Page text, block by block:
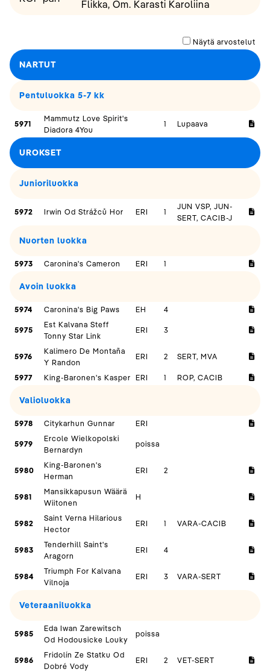
Flikka, Om. Karasti Karoliina
Näytä arvostelut
NARTUT
Pentuluokka 5-7 kk
5971
Mammutz Love Spirit's
Diadora 4You
1 Lupaava
UROKSET
Junioriluokka
5972 Irwin Od Strážců Hor ERI 1
JUN VSP, JUN-
SERT, CACIB-J
Nuorten luokka
5973 Caronina's Cameron ERI 1
Avoin luokka
5974 Caronina's Big Paws EH 4
5975
Est Kalvana Steff
Tonny Star Link
ERI 3
5976
Kalimero De Montaña
Y Randon
ERI 2 SERT, MVA
5977 King-Baronen's Kasper ERI 1 ROP, CACIB
Valioluokka
5978 Citykarhun Gunnar ERI
5979
Ercole Wielkopolski
Bernardyn
poissa
5980
King-Baronen's
Herman
ERI 2
5981
Mansikkapusun Wäärä
Wiitonen
H
5982
Saint Verna Hilarious
Hector
ERI 1 VARA-CACIB
5983
Tenderhill Saint's
Aragorn
ERI 4
5984
Triumph For Kalvana
Vilnoja
ERI 3 VARA-SERT
Veteraaniluokka
5985
Eda Iwan Zarewitsch
Od Hodousicke Louky
poissa
5986
Fridolín Ze Statku Od
Dobré Vody
ERI 2 VET-SERT